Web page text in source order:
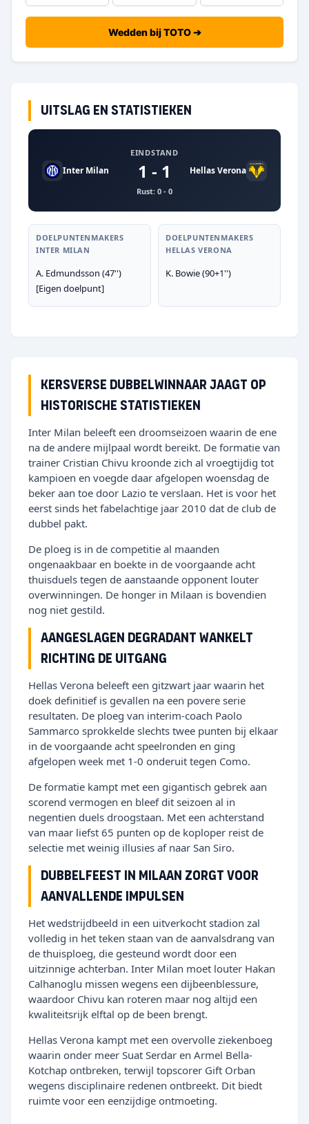
Wedden bij TOTO ➔
Uitslag en statistieken
Inter Milan
EINDSTAND
1 - 1
Rust: 0 - 0
Hellas Verona
DOELPUNTENMAKERS
INTER MILAN
A. Edmundsson (47'')
[Eigen doelpunt]
DOELPUNTENMAKERS
HELLAS VERONA
K. Bowie (90+1'')
Kersverse dubbelwinnaar jaagt op
historische statistieken
Inter Milan beleeft een droomseizoen waarin de ene
na de andere mijlpaal wordt bereikt. De formatie van
trainer Cristian Chivu kroonde zich al vroegtijdig tot
kampioen en voegde daar afgelopen woensdag de
beker aan toe door Lazio te verslaan. Het is voor het
eerst sinds het fabelachtige jaar 2010 dat de club de
dubbel pakt.
De ploeg is in de competitie al maanden
ongenaakbaar en boekte in de voorgaande acht
thuisduels tegen de aanstaande opponent louter
overwinningen. De honger in Milaan is bovendien
nog niet gestild.
Aangeslagen degradant wankelt
richting de uitgang
Hellas Verona beleeft een gitzwart jaar waarin het
doek definitief is gevallen na een povere serie
resultaten. De ploeg van interim-coach Paolo
Sammarco sprokkelde slechts twee punten bij elkaar
in de voorgaande acht speelronden en ging
afgelopen week met 1-0 onderuit tegen Como.
De formatie kampt met een gigantisch gebrek aan
scorend vermogen en bleef dit seizoen al in
negentien duels droogstaan. Met een achterstand
van maar liefst 65 punten op de koploper reist de
selectie met weinig illusies af naar San Siro.
Dubbelfeest in Milaan zorgt voor
aanvallende impulsen
Het wedstrijdbeeld in een uitverkocht stadion zal
volledig in het teken staan van de aanvalsdrang van
de thuisploeg, die gesteund wordt door een
uitzinnige achterban. Inter Milan moet louter Hakan
Calhanoglu missen wegens een dijbeenblessure,
waardoor Chivu kan roteren maar nog altijd een
kwaliteitsrijk elftal op de been brengt.
Hellas Verona kampt met een overvolle ziekenboeg
waarin onder meer Suat Serdar en Armel Bella-
Kotchap ontbreken, terwijl topscorer Gift Orban
wegens disciplinaire redenen ontbreekt. Dit biedt
ruimte voor een eenzijdige ontmoeting.